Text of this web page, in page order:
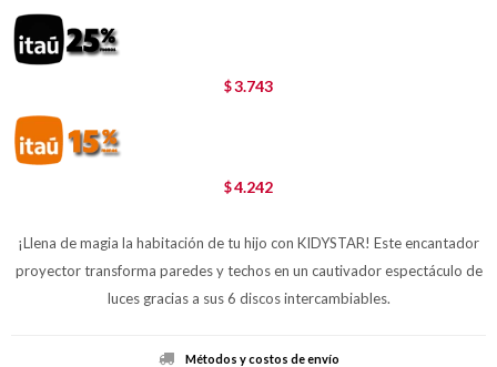
$3.743
$4.242
¡Llena de magia la habitación de tu hijo con KIDYSTAR! Este encantador
proyector transforma paredes y techos en un cautivador espectáculo de
luces gracias a sus 6 discos intercambiables.
Métodos y costos de envío